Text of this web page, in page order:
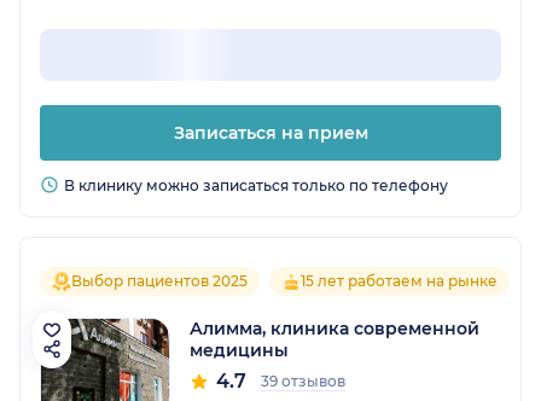
Записаться на прием
В клинику можно записаться только по телефону
Выбор пациентов 2025 15 лет работаем на рынке
Алимма, клиника современной
медицины
4.7 39 отзывов